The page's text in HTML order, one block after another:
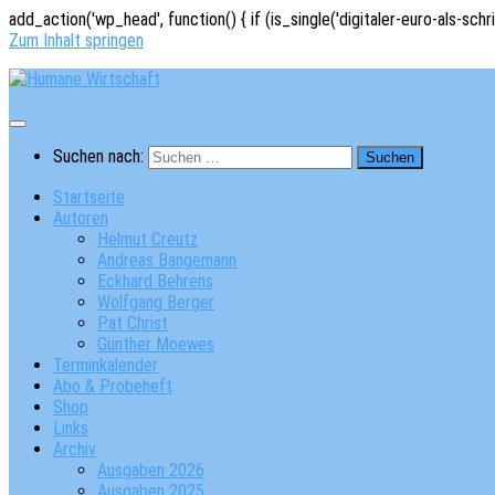
add_action('wp_head', function() { if (is_single('digitaler-euro-als-
Zum Inhalt springen
Suchen nach:
Startseite
Autoren
Helmut Creutz
Andreas Bangemann
Eckhard Behrens
Wolfgang Berger
Pat Christ
Günther Moewes
Terminkalender
Abo & Probeheft
Shop
Links
Archiv
Ausgaben 2026